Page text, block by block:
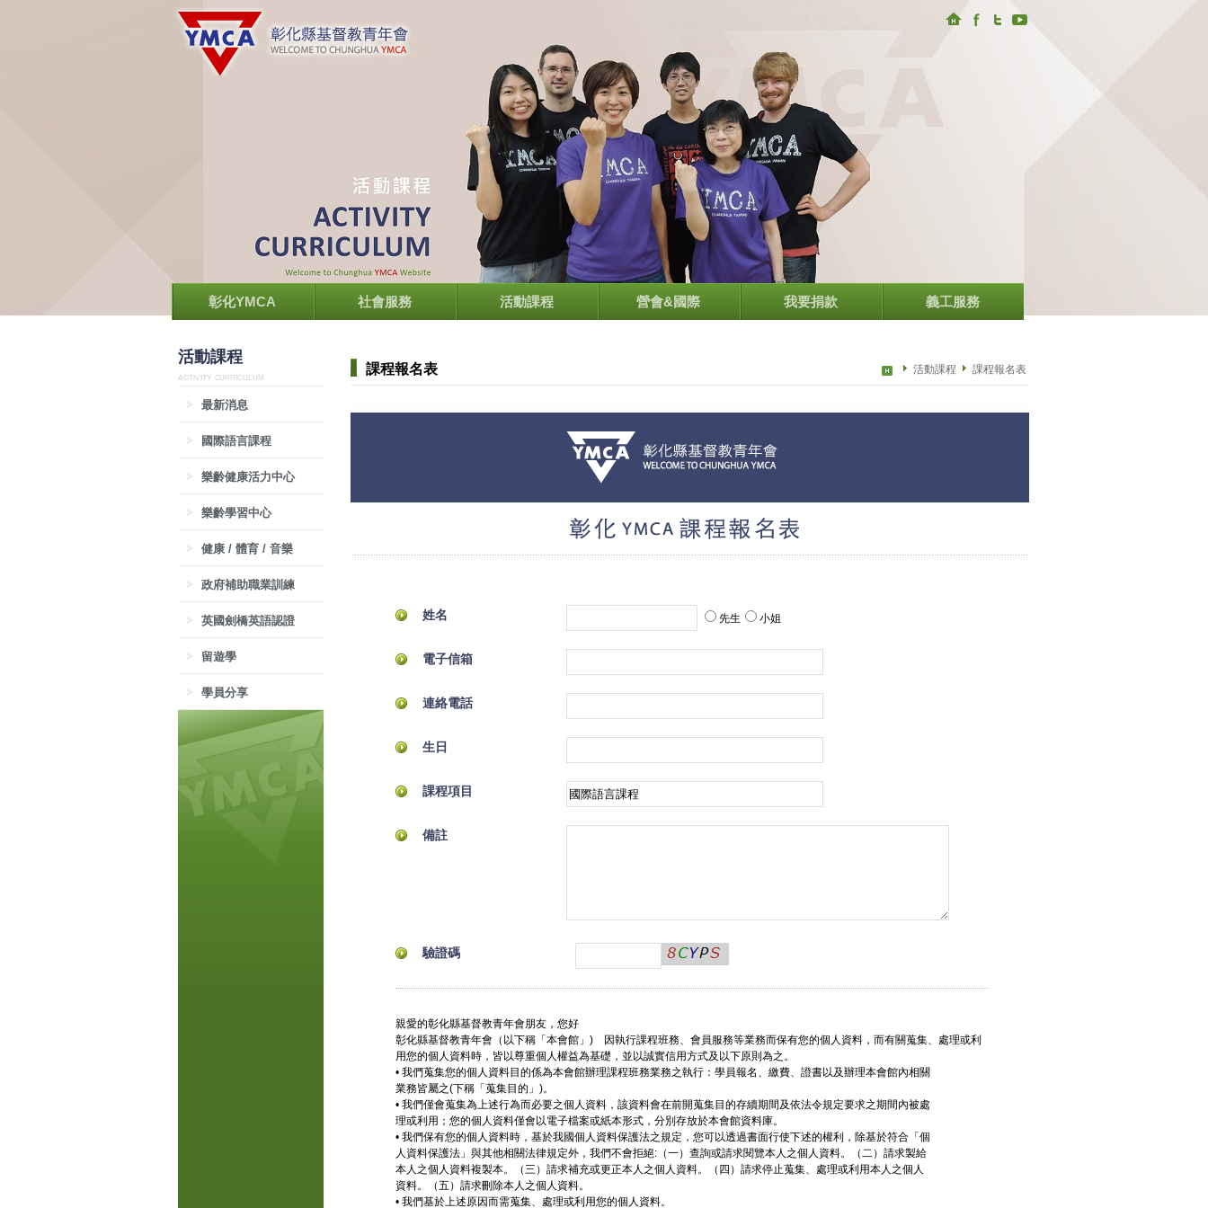
彰化YMCA 社會服務 活動課程 營會&國際 我要捐款 義工服務
活動課程
ACTIVITY CURRICULUM
最新消息
國際語言課程
樂齡健康活力中心
樂齡學習中心
健康 / 體育 / 音樂
政府補助職業訓練
英國劍橋英語認證
留遊學
學員分享
課程報名表 活動課程 課程報名表
姓名 先生 小姐
電子信箱
連絡電話
生日
課程項目
備註
驗證碼
親愛的彰化縣基督教青年會朋友，您好
彰化縣基督教青年會（以下稱「本會館」) 因執行課程班務、會員服務等業務而保有您的個人資料，而有關蒐集、處理或利
用您的個人資料時，皆以尊重個人權益為基礎，並以誠實信用方式及以下原則為之。
• 我們蒐集您的個人資料目的係為本會館辦理課程班務業務之執行：學員報名、繳費、證書以及辦理本會館內相關
業務皆屬之(下稱「蒐集目的」)。
• 我們僅會蒐集為上述行為而必要之個人資料，該資料會在前開蒐集目的存續期間及依法令規定要求之期間內被處
理或利用；您的個人資料僅會以電子檔案或紙本形式，分別存放於本會館資料庫。
• 我們保有您的個人資料時，基於我國個人資料保護法之規定，您可以透過書面行使下述的權利，除基於符合「個
人資料保護法」與其他相關法律規定外，我們不會拒絕:（一）查詢或請求閱覽本人之個人資料。（二）請求製給
本人之個人資料複製本。（三）請求補充或更正本人之個人資料。（四）請求停止蒐集、處理或利用本人之個人
資料。（五）請求刪除本人之個人資料。
• 我們基於上述原因而需蒐集、處理或利用您的個人資料。